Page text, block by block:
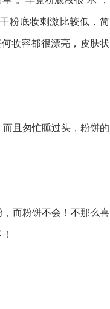
粉底妆刺激比较低，简
妆容都很漂亮，皮肤状
且匆忙睡过头，粉饼的
而粉饼不会！不那么喜